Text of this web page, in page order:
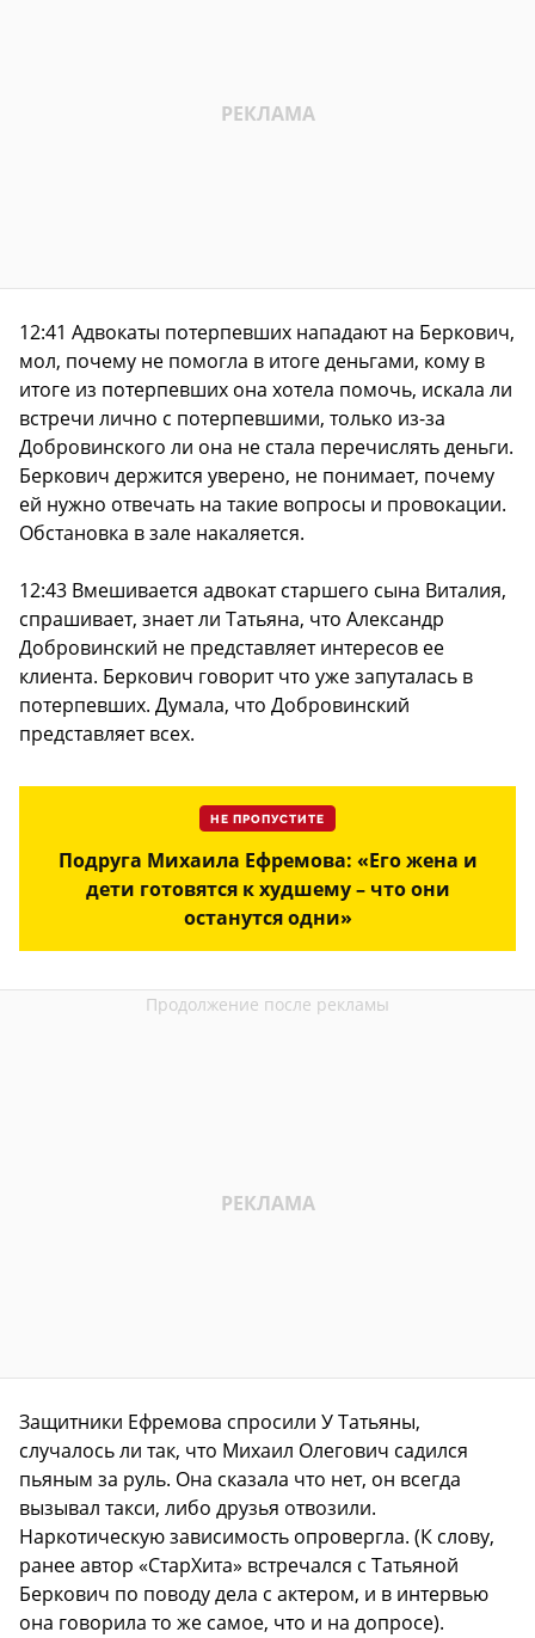
12:41 Адвокаты потерпевших нападают на Беркович,
мол, почему не помогла в итоге деньгами, кому в
итоге из потерпевших она хотела помочь, искала ли
встречи лично с потерпевшими, только из-за
Добровинского ли она не стала перечислять деньги.
Беркович держится уверено, не понимает, почему
ей нужно отвечать на такие вопросы и провокации.
Обстановка в зале накаляется.
12:43 Вмешивается адвокат старшего сына Виталия,
спрашивает, знает ли Татьяна, что Александр
Добровинский не представляет интересов ее
клиента. Беркович говорит что уже запуталась в
потерпевших. Думала, что Добровинский
представляет всех.
НЕ ПРОПУСТИТЕ
Подруга Михаила Ефремова: «Его жена и
дети готовятся к худшему – что они
останутся одни»
Защитники Ефремова спросили У Татьяны,
случалось ли так, что Михаил Олегович садился
пьяным за руль. Она сказала что нет, он всегда
вызывал такси, либо друзья отвозили.
Наркотическую зависимость опровергла. (К слову,
ранее автор «СтарХита» встречался с Татьяной
Беркович по поводу дела с актером, и в интервью
она говорила то же самое, что и на допросе).